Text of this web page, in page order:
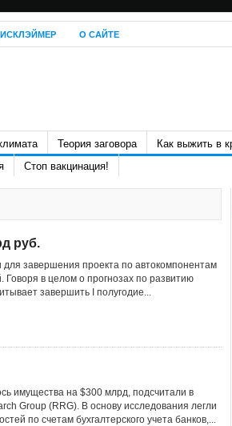
О САЙТЕ
Теория заговора Как выжить в
Стоп вакцинация!
руб.
завершения проекта по автокомпонентам
в целом о прогнозах по развитию
завершить I полугодие...
имущества на $300 млрд, подсчитали в
Group (RRG). В основу исследования легли
по счетам бухгалтерского учета банков,...